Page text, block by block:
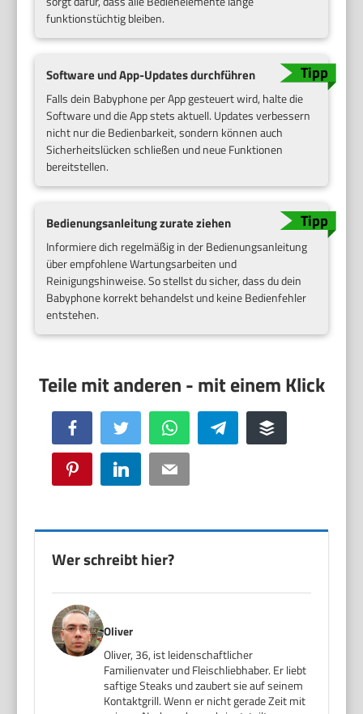
funktionstüchtig bleiben.
Software und App-Updates durchführen
Falls dein Babyphone per App gesteuert wird, halte die
Software und die App stets aktuell. Updates verbessern
nicht nur die Bedienbarkeit, sondern können auch
Sicherheitslücken schließen und neue Funktionen
bereitstellen.
Bedienungsanleitung zurate ziehen
Informiere dich regelmäßig in der Bedienungsanleitung
über empfohlene Wartungsarbeiten und
Reinigungshinweise. So stellst du sicher, dass du dein
Babyphone korrekt behandelst und keine Bedienfehler
entstehen.
Facebook Twitter WhatsApp Telegram Buffer
Pinterest LinkedIn Email
Wer schreibt hier?
Oliver
Oliver, 36, ist leidenschaftlicher
Familienvater und Fleischliebhaber. Er liebt
saftige Steaks und zaubert sie auf seinem
Kontaktgrill. Wenn er nicht gerade Zeit mit